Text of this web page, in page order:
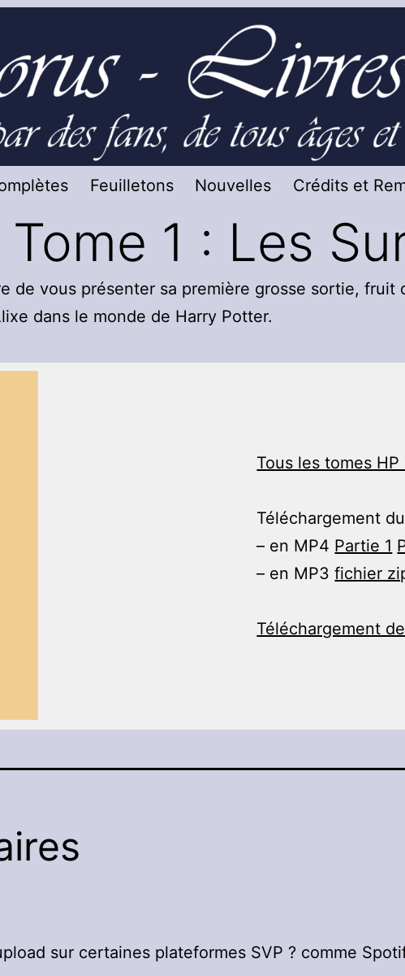
Feuilletons Nouvelles Crédits et
1 : Les
de vous présenter sa première grosse sortie, fruit
dans le monde de Harry Potter.
Tous les tomes
Téléchargement
– en MP4 Partie 1
– en MP3fichier
Téléchargement
sur certaines plateformes SVP ? comme